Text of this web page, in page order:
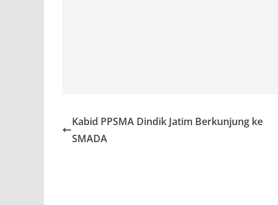
Kabid PPSMA Dindik Jatim Berkunjung ke
SMADA